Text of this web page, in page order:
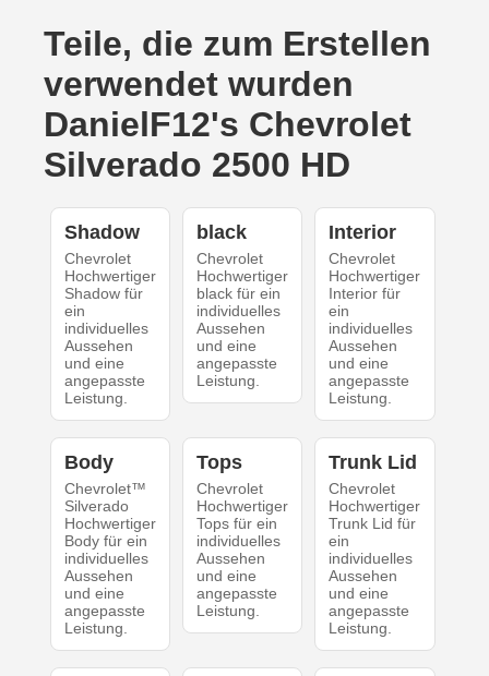
Teile, die zum Erstellen
verwendet wurden
DanielF12's Chevrolet
Silverado 2500 HD
Shadow
Chevrolet
Hochwertiger
Shadow für
ein
individuelles
Aussehen
und eine
angepasste
Leistung.
black
Chevrolet
Hochwertiger
black für ein
individuelles
Aussehen
und eine
angepasste
Leistung.
Interior
Chevrolet
Hochwertiger
Interior für
ein
individuelles
Aussehen
und eine
angepasste
Leistung.
Body
Chevrolet™
Silverado
Hochwertiger
Body für ein
individuelles
Aussehen
und eine
angepasste
Leistung.
Tops
Chevrolet
Hochwertiger
Tops für ein
individuelles
Aussehen
und eine
angepasste
Leistung.
Trunk Lid
Chevrolet
Hochwertiger
Trunk Lid für
ein
individuelles
Aussehen
und eine
angepasste
Leistung.